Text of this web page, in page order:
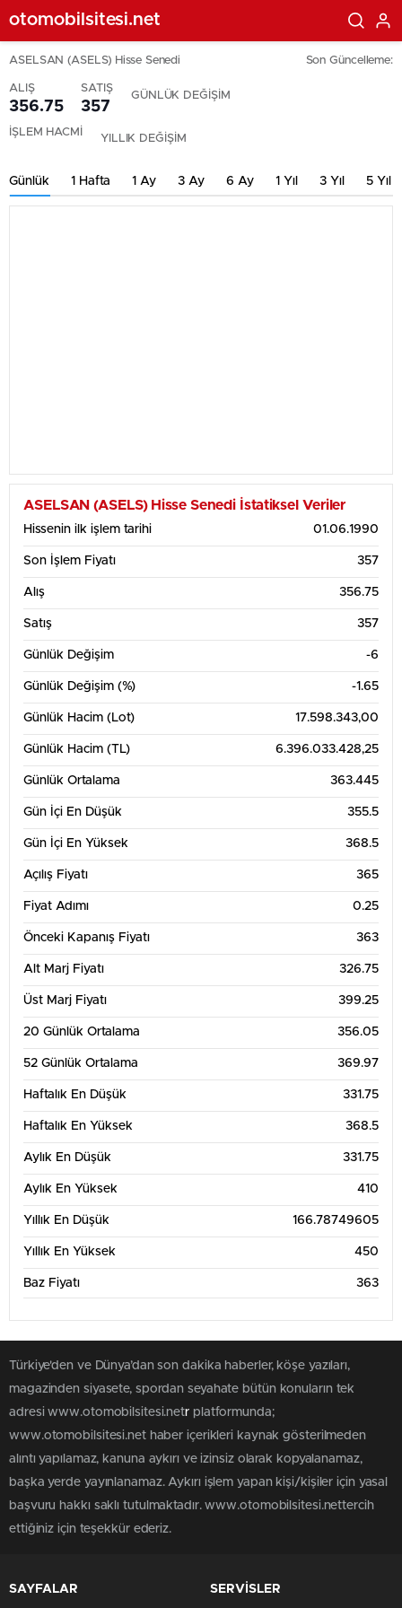
otomobilsitesi.net
ASELSAN (ASELS) Hisse Senedi Son Güncelleme:
ALIŞ
356.75
SATIŞ
357
GÜNLÜK DEĞİŞİM
İŞLEM HACMİ YILLIK DEĞİŞİM
Günlük 1 Hafta 1 Ay 3 Ay 6 Ay 1 Yıl 3 Yıl 5 Yıl
ASELSAN (ASELS) Hisse Senedi İstatiksel Veriler
Hissenin ilk işlem tarihi 01.06.1990
Son İşlem Fiyatı 357
Alış 356.75
Satış 357
Günlük Değişim -6
Günlük Değişim (%) -1.65
Günlük Hacim (Lot) 17.598.343,00
Günlük Hacim (TL) 6.396.033.428,25
Günlük Ortalama 363.445
Gün İçi En Düşük 355.5
Gün İçi En Yüksek 368.5
Açılış Fiyatı 365
Fiyat Adımı 0.25
Önceki Kapanış Fiyatı 363
Alt Marj Fiyatı 326.75
Üst Marj Fiyatı 399.25
20 Günlük Ortalama 356.05
52 Günlük Ortalama 369.97
Haftalık En Düşük 331.75
Haftalık En Yüksek 368.5
Aylık En Düşük 331.75
Aylık En Yüksek 410
Yıllık En Düşük 166.78749605
Yıllık En Yüksek 450
Baz Fiyatı 363
Türkiye'den ve Dünya’dan son dakika haberler, köşe yazıları,
magazinden siyasete, spordan seyahate bütün konuların tek
adresi www.otomobilsitesi.netr platformunda;
www.otomobilsitesi.net haber içerikleri kaynak gösterilmeden
alıntı yapılamaz, kanuna aykırı ve izinsiz olarak kopyalanamaz,
başka yerde yayınlanamaz. Aykırı işlem yapan kişi/kişiler için yasal
başvuru hakkı saklı tutulmaktadır. www.otomobilsitesi.nettercih
ettiğiniz için teşekkür ederiz.
SAYFALAR SERVİSLER